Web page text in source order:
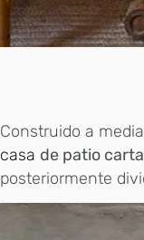
Construido a
casa de patio
posteriormente